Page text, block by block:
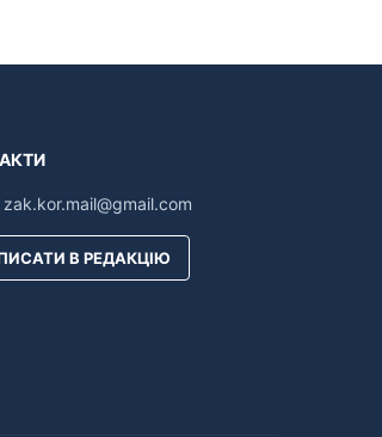
zak.kor.mail@gmail.com
В РЕДАКЦІЮ